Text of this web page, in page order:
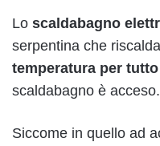
Lo scaldabagno
serpentina che
temperatura per
scaldabagno è acceso.
Siccome in quello ad